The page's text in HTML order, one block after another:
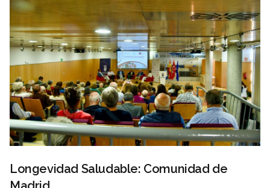
Longevidad Saludable: Comunidad de